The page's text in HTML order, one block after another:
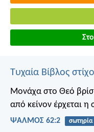
Τυχαία Βίβλος
Μονάχα στο Θεό
από κείνον έρχεται
ΨΑΛΜΌΣ 62:2 σωτηρία